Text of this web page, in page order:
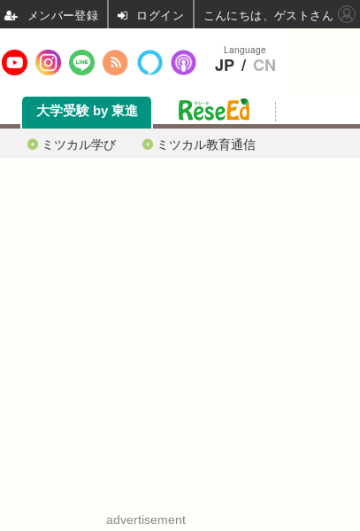
ミツカル学び ミツカル教育通信
大学受験 by 東進
advertisement
Language
JP / CN
ログイン こんにちは、ゲストさん